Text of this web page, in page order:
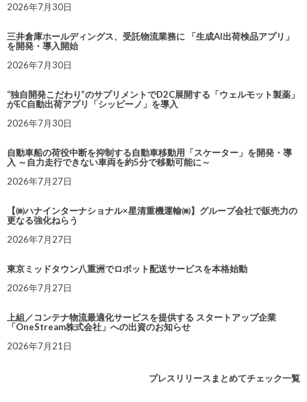
2026年7月30日
三井倉庫ホールディングス、受託物流業務に 「生成AI出荷検品アプリ」
を開発・導入開始
2026年7月30日
“独自開発こだわり”のサプリメントでD2C展開する「ウェルモット製薬」
がEC自動出荷アプリ「シッピーノ」を導入
2026年7月30日
自動車船の荷役中断を抑制する自動車移動用「スケーター」を開発・導
入 ～自力走行できない車両を約5分で移動可能に～
2026年7月27日
【㈱ハナインターナショナル×星清重機運輸㈱】グループ会社で販売力の
更なる強化ねらう
2026年7月27日
東京ミッドタウン八重洲でロボット配送サービスを本格始動
2026年7月27日
上組／コンテナ物流最適化サービスを提供する スタートアップ企業
「OneStream株式会社」への出資のお知らせ
2026年7月21日
プレスリリースまとめてチェック一覧